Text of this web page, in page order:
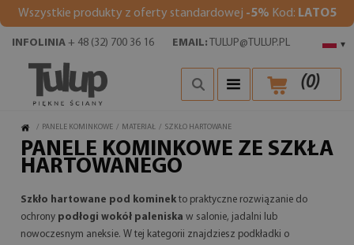
Wszystkie produkty z oferty standardowej -5% Kod: LATO5
▾
INFOLINIA + 48 (32) 700 36 16 EMAIL: TULUP@TULUP.PL
(0)
/ PANELE KOMINKOWE / MATERIAŁ / SZKŁO HARTOWANE
PANELE KOMINKOWE ZE SZKŁA
HARTOWANEGO
Szkło hartowane pod kominek to praktyczne rozwiązanie do
ochrony podłogi wokół paleniska w salonie, jadalni lub
nowoczesnym aneksie. W tej kategorii znajdziesz podkładki o